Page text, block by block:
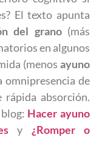
El texto apunta
del grano(más
en algunos
(menos ayuno
omnipresencia de
rápida absorción.
Hacer ayuno
y ¿Romper o